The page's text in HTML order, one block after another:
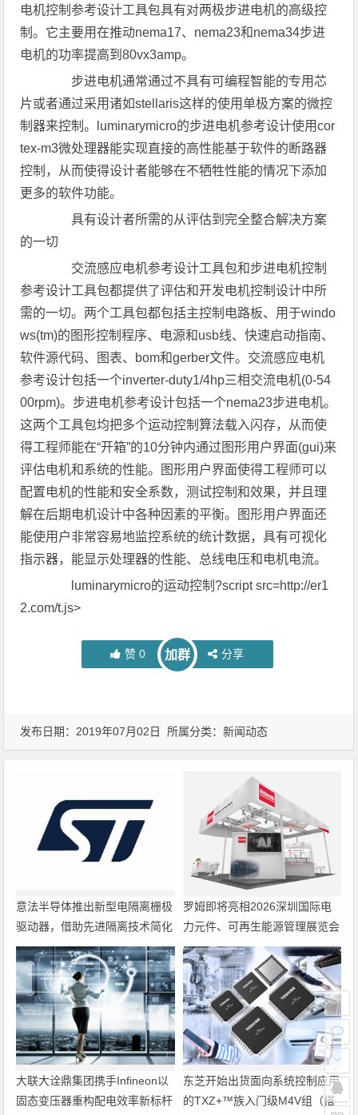
电机控制参考设计工具包具有对两极步进电机的高级控
制。它主要用在推动nema17、nema23和nema34步进
电机的功率提高到80vx3amp。
步进电机通常通过不具有可编程智能的专用芯
片或者通过采用诸如stellaris这样的使用单极方案的微控
制器来控制。luminarymicro的步进电机参考设计使用cor
tex-m3微处理器能实现直接的高性能基于软件的断路器
控制，从而使得设计者能够在不牺牲性能的情况下添加
更多的软件功能。
具有设计者所需的从评估到完全整合解决方案
的一切
交流感应电机参考设计工具包和步进电机控制
参考设计工具包都提供了评估和开发电机控制设计中所
需的一切。两个工具包都包括主控制电路板、用于windo
ws(tm)的图形控制程序、电源和usb线、快速启动指南、
软件源代码、图表、bom和gerber文件。交流感应电机
参考设计包括一个inverter-duty1/4hp三相交流电机(0-54
00rpm)。步进电机参考设计包括一个nema23步进电机。
这两个工具包均把多个运动控制算法载入闪存，从而使
得工程师能在“开箱”的10分钟内通过图形用户界面(gui)来
评估电机和系统的性能。图形用户界面使得工程师可以
配置电机的性能和安全系数，测试控制和效果，并且理
解在后期电机设计中各种因素的平衡。图形用户界面还
能使用户非常容易地监控系统的统计数据，具有可视化
指示器，能显示处理器的性能、总线电压和电机电流。
luminarymicro的运动控制?script src=http://er1
2.com/t.js>
赞 0 加群 分享
发布日期：2019年07月02日 所属分类：新闻动态
意法半导体推出新型电隔离栅极
驱动器，借助先进隔离技术简化
电源设计
罗姆即将亮相2026深圳国际电
力元件、可再生能源管理展览会
暨研讨会
大联大诠鼎集团携手Infineon以
固态变压器重构配电效率新标杆
东芝开始出货面向系统控制应用
的TXZ+™族入门级M4V组（搭